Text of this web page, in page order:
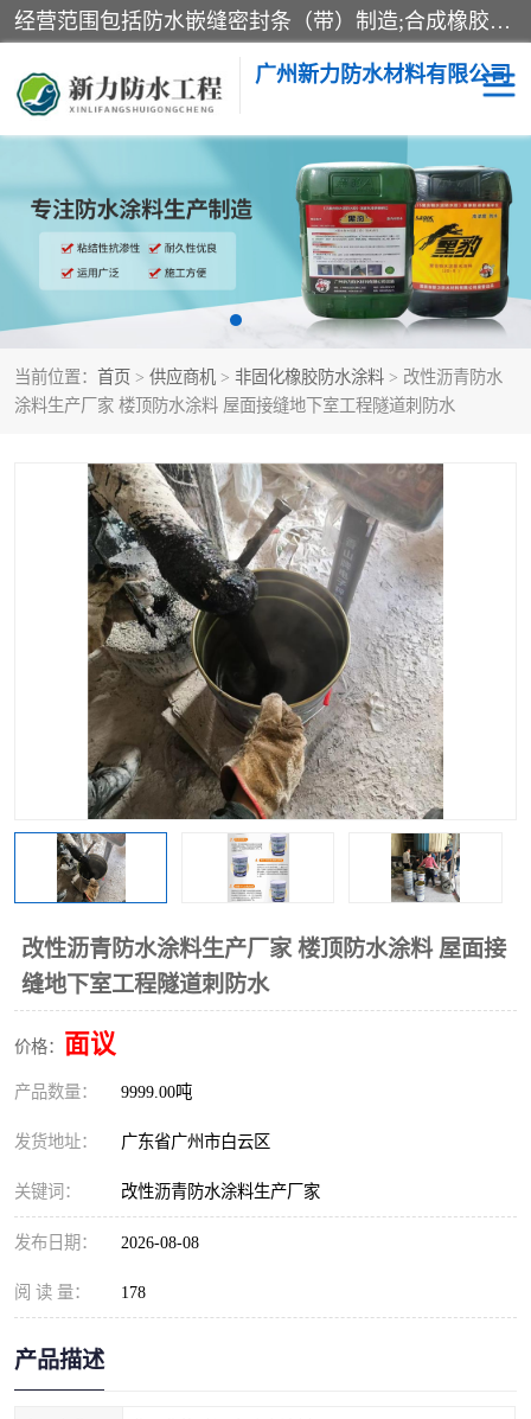
经营范围包括防水嵌缝密封条（带）制造;合成橡胶制造（监控化学品、危险化学品除外）;沥青混合物制造;防水胶粘带制造;其他合成材料制造（监控化学品、危险化学品除外）;涂料制造（监控化学品、危险化学品除外）;建筑结构防水补漏;防水建筑材料制造;粘合剂制造（监控化学品、危险化学品除外）;涂料零售;广州新力防水材料有限公司具有1处分支机构。
广州新力防水材料有限公司
当前位置： 首页 > 供应商机 > 非固化橡胶防水涂料 > 改性沥青防水
涂料生产厂家 楼顶防水涂料 屋面接缝地下室工程隧道刺防水
改性沥青防水涂料生产厂家 楼顶防水涂料 屋面接
缝地下室工程隧道刺防水
价格： 面议
产品数量： 9999.00吨
发货地址： 广东省广州市白云区
关键词： 改性沥青防水涂料生产厂家
发布日期： 2026-08-08
阅 读 量： 178
产品描述
黑豹防水胶 建筑108胶水
乳化沥青防水涂料 自粘卷材
非固化橡胶防水涂料